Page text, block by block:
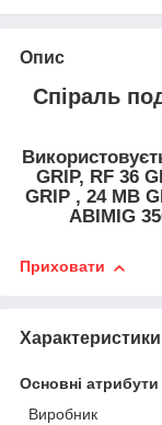
Опис
Спіраль
GRIP, RF 36
GRIP , 24 MB
ABIMIG
Приховати
Характеристики
Основні атрибути
Виробник